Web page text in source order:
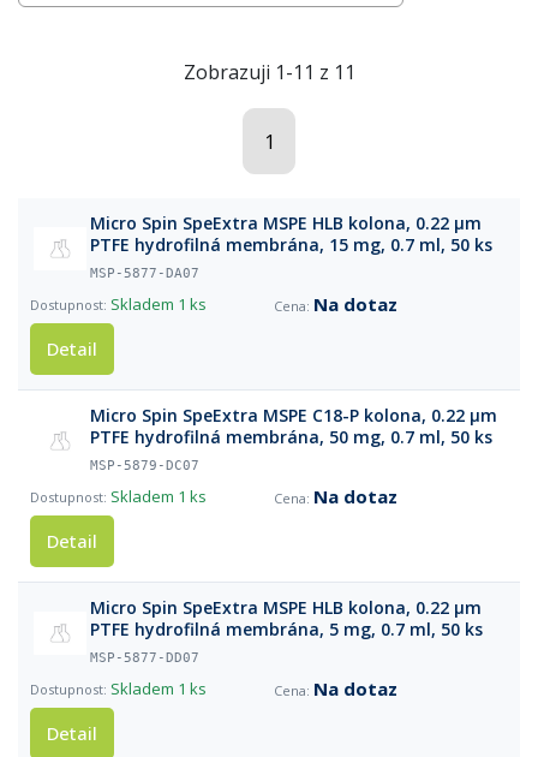
Zobrazuji 1-11 z 11
1
Micro Spin SpeExtra MSPE HLB kolona, 0.22 µm
PTFE hydrofilná membrána, 15 mg, 0.7 ml, 50 ks
MSP-5877-DA07
Skladem 1 ks
Na dotaz
Detail
Micro Spin SpeExtra MSPE C18-P kolоna, 0.22 µm
PTFE hydrofilná membrána, 50 mg, 0.7 ml, 50 ks
MSP-5879-DC07
Skladem 1 ks
Na dotaz
Detail
Micro Spin SpeExtra MSPE HLB kolona, 0.22 µm
PTFE hydrofilná membrána, 5 mg, 0.7 ml, 50 ks
MSP-5877-DD07
Skladem 1 ks
Na dotaz
Detail